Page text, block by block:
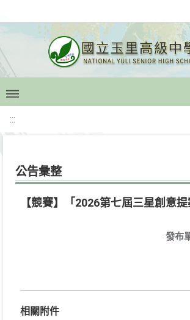
:::
公告彙整
【競賽】「2026第七屆三星創意提
發布
相關附件